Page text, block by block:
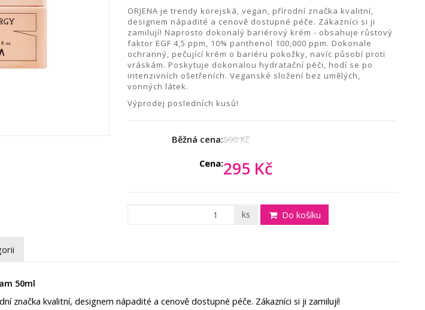
ORJENA je trendy korejská, vegan, přírodní značka kvalitní,
designem nápadité a cenově dostupné péče. Zákazníci si ji
zamilují! Naprosto dokonalý bariérový krém - obsahuje růstový
faktor EGF 4,5 ppm, 10% panthenol 100,000 ppm. Dokonale
ochranný, pečující krém o bariéru pokožky, navíc působí proti
vráskám. Poskytuje dokonalou hydratační péči, hodí se po
intenzivních ošetřeních. Veganské složení bez umělých,
vonných látek.
Výprodej posledních kusů!
Běžná cena:590 Kč
Cena:295 Kč
ks Do košíku
50ml
značka kvalitní, designem nápadité a cenově dostupné péče. Zákazníci si ji zamilují!